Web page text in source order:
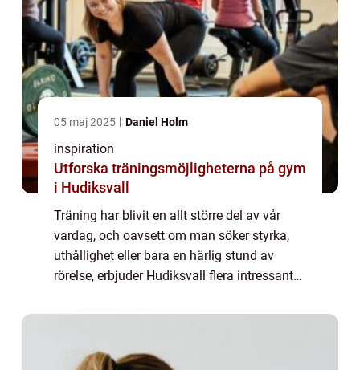
05 maj 2025 Daniel Holm
inspiration
Utforska träningsmöjligheterna på gym
i Hudiksvall
Träning har blivit en allt större del av vår
vardag, och oavsett om man söker styrka,
uthållighet eller bara en härlig stund av
rörelse, erbjuder Hudiksvall flera intressanta